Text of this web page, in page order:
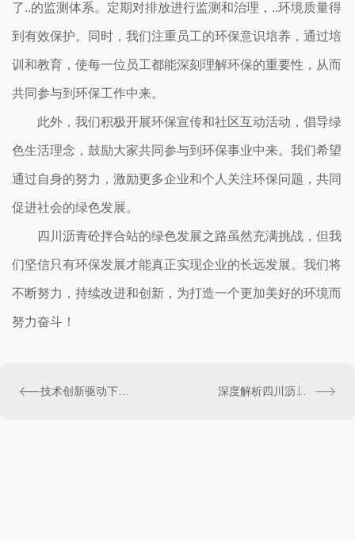
了..的监测体系。定期对排放进行监测和治理，..环境质量得
到有效保护。同时，我们注重员工的环保意识培养，通过培
训和教育，使每一位员工都能深刻理解环保的重要性，从而
共同参与到环保工作中来。
此外，我们积极开展环保宣传和社区互动活动，倡导绿
色生活理念，鼓励大家共同参与到环保事业中来。我们希望
通过自身的努力，激励更多企业和个人关注环保问题，共同
促进社会的绿色发展。
四川沥青砼拌合站的绿色发展之路虽然充满挑战，但我
们坚信只有环保发展才能真正实现企业的长远发展。我们将
不断努力，持续改进和创新，为打造一个更加美好的环境而
努力奋斗！